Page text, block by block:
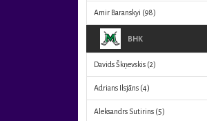
Amir Baranskyi (98)
BHK
Davids Škņevskis (2)
Adrians Ilsjāns (4)
Aleksandrs Sutirins (5)